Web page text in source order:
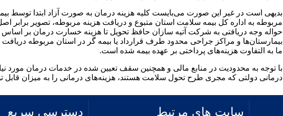
بدیهی است در غیر این صورت می‌بایست کلیه هزینه‌ درمان به صورت آزاد ابتدا توسط
مربوطه به اداره کل بیمه سلامت استان متبوع و دریافت هزینه مربوطه، تصویر برابر
حواله وجه دریافتی به شرکت آتیه سازان حافظ تحویل تا هزینه خسارت درمان بر اساس
بیمارستان‌ها و مراکز جراحی محدود طرف قرارداد یا بیمه گر در استان مربوطه دریافت
ما به التفاوت هزینه‌های پرداختی بر عهده بیمه شده است.
با توجه به محدودیت در منابع مالی و همچنین سقف تعیین شده در خدمات درمان مورد
درمانی دولتی که مجری طرح تحول سلامت هستند، هزینه‌های درمانی را به میزان
سایت های مرتبط دسترسی سریع